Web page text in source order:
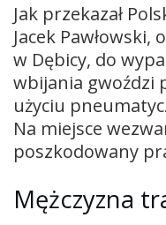
Jak przekazał
Jacek Pawłowski,
w Dębicy, do
wbijania gwoździ
użyciu
Na miejsce
poszkodowany
Mężczyzna